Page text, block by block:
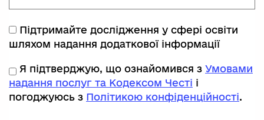
Підтримайте дослідження у сфері освіти
шляхом надання додаткової інформації
Я підтверджую, що ознайомився з Умовами
надання послуг та Кодексом Честі і
погоджуюсь з Політикою конфіденційності.